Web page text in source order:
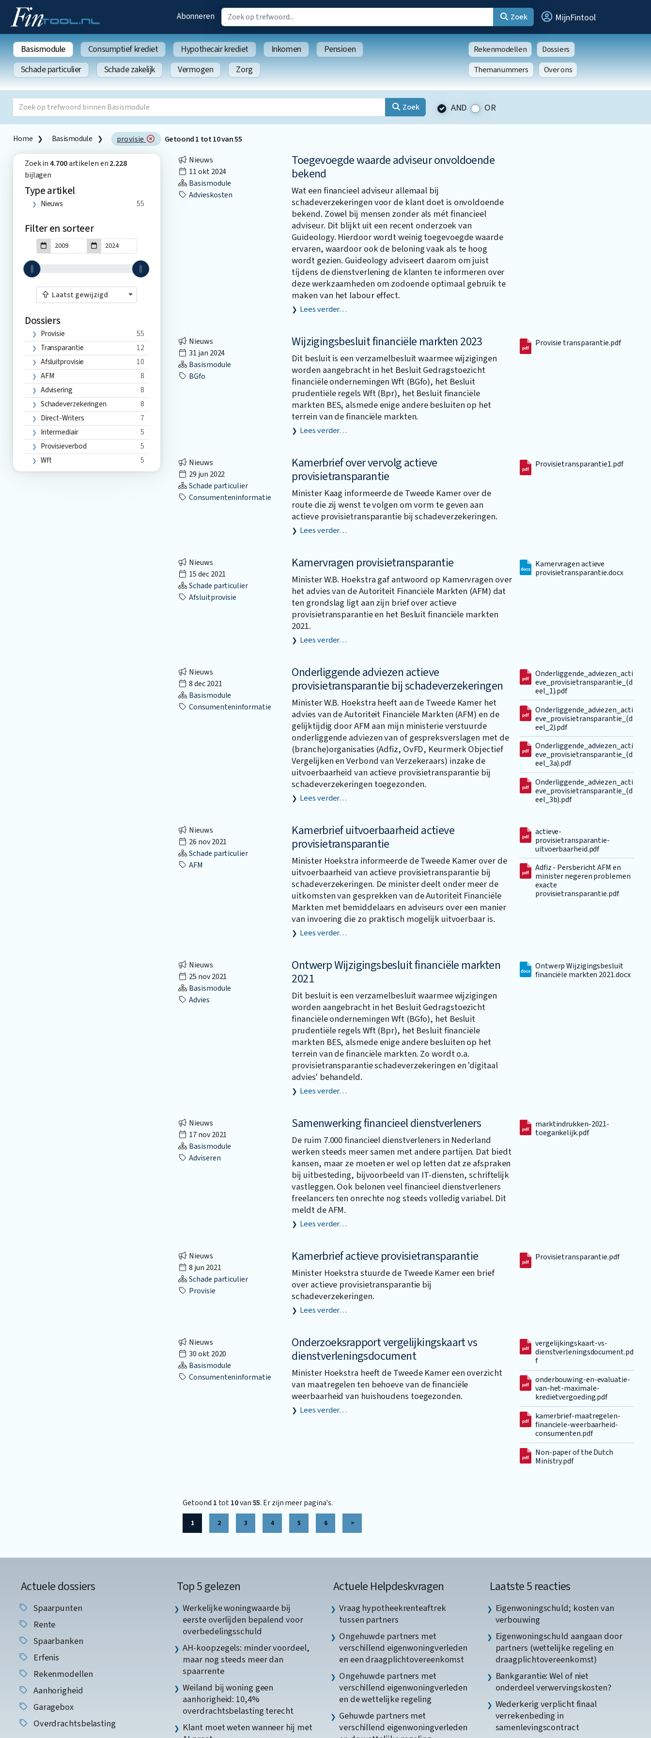
Abonneren Zoek MijnFintool
Basismodule Consumptief krediet Hypothecair krediet Inkomen
Pensioen
Schade particulier
Schade zakelijk Vermogen Zorg
Rekenmodellen
Dossiers
Themanummers
Over ons
Zoek AND OR
Home Basismodule provisie Getoond1 tot10van55
Zoek in4.700artikelen en2.228
bijlagen
Type artikel
Nieuws 55
Filter en sorteer
Laatst gewijzigd
Dossiers
Provisie
55
Transparantie
12
Afsluitprovisie
10
AFM
8
Advisering
8
Schadeverzekeringen
8
Direct-Writers
7
Intermediair
5
Provisieverbod
5
Wft
5
Nieuws
11 okt 2024
Basismodule
Advieskosten
Toegevoegde waarde adviseur onvoldoende
bekend
Wat een financieel adviseur allemaal bij
schadeverzekeringen voor de klant doet is onvoldoende
bekend. Zowel bij mensen zonder als mét financieel
adviseur. Dit blijkt uit een recent onderzoek van
Guideology. Hierdoor wordt weinig toegevoegde waarde
ervaren, waardoor ook de beloning vaak als te hoog
wordt gezien. Guideology adviseert daarom om juist
tíjdens de dienstverlening de klanten te informeren over
deze werkzaamheden om zodoende optimaal gebruik te
maken van het labour effect.
Lees verder…
Nieuws
31 jan 2024
Basismodule
BGfo
Wijzigingsbesluit financiële markten 2023
Dit besluit is een verzamelbesluit waarmee wijzigingen
worden aangebracht in het Besluit Gedragstoezicht
financiële ondernemingen Wft (BGfo), het Besluit
prudentiële regels Wft (Bpr), het Besluit financiële
markten BES, alsmede enige andere besluiten op het
terrein van de financiële markten.
Lees verder…
Provisie transparantie.pdf
Nieuws
29 jun 2022
Schade particulier
Consumenteninformatie
Kamerbrief over vervolg actieve
provisietransparantie
Minister Kaag informeerde de Tweede Kamer over de
route die zij wenst te volgen om vorm te geven aan
actieve provisietransparantie bij schadeverzekeringen.
Lees verder…
Provisietransparantie1.pdf
Nieuws
15 dec 2021
Schade particulier
Afsluitprovisie
Kamervragen provisietransparantie
Minister W.B. Hoekstra gaf antwoord op Kamervragen over
het advies van de Autoriteit Financiële Markten (AFM) dat
ten grondslag ligt aan zijn brief over actieve
provisietransparantie en het Besluit financiële markten
2021.
Lees verder…
Kamervragen actieve
provisietransparantie.docx
Nieuws
8 dec 2021
Basismodule
Consumenteninformatie
Onderliggende adviezen actieve
provisietransparantie bij schadeverzekeringen
Minister W.B. Hoekstra heeft aan de Tweede Kamer het
advies van de Autoriteit Financiële Markten (AFM) en de
gelijktijdig door AFM aan mijn ministerie verstuurde
onderliggende adviezen van of gespreksverslagen met de
(branche)organisaties (Adfiz, OvFD, Keurmerk Objectief
Vergelijken en Verbond van Verzekeraars) inzake de
uitvoerbaarheid van actieve provisietransparantie bij
schadeverzekeringen toegezonden.
Lees verder…
Onderliggende_adviezen_acti
eve_provisietransparantie_(d
eel_1).pdf
Onderliggende_adviezen_acti
eve_provisietransparantie_(d
eel_2).pdf
Onderliggende_adviezen_acti
eve_provisietransparantie_(d
eel_3a).pdf
Onderliggende_adviezen_acti
eve_provisietransparantie_(d
eel_3b).pdf
Nieuws
26 nov 2021
Schade particulier
AFM
Kamerbrief uitvoerbaarheid actieve
provisietransparantie
Minister Hoekstra informeerde de Tweede Kamer over de
uitvoerbaarheid van actieve provisietransparantie bij
schadeverzekeringen. De minister deelt onder meer de
uitkomsten van gesprekken van de Autoriteit Financiële
Markten met bemiddelaars en adviseurs over een manier
van invoering die zo praktisch mogelijk uitvoerbaar is.
Lees verder…
actieve-
provisietransparantie-
uitvoerbaarheid.pdf
Adfiz - Persbericht AFM en
minister negeren problemen
exacte
provisietransparantie.pdf
Nieuws
25 nov 2021
Basismodule
Advies
Ontwerp Wijzigingsbesluit financiële markten
2021
Dit besluit is een verzamelbesluit waarmee wijzigingen
worden aangebracht in het Besluit Gedragstoezicht
financiële ondernemingen Wft (BGfo), het Besluit
prudentiële regels Wft (Bpr), het Besluit financiële
markten BES, alsmede enige andere besluiten op het
terrein van de financiële markten. Zo wordt o.a.
provisietransparantie schadeverzekeringen en 'digitaal
advies' behandeld.
Lees verder…
Ontwerp Wijzigingsbesluit
financiële markten 2021.docx
Nieuws
17 nov 2021
Basismodule
Adviseren
Samenwerking financieel dienstverleners
De ruim 7.000 financieel dienstverleners in Nederland
werken steeds meer samen met andere partijen. Dat biedt
kansen, maar ze moeten er wel op letten dat ze afspraken
bij uitbesteding, bijvoorbeeld van IT-diensten, schriftelijk
vastleggen. Ook belonen veel financieel dienstverleners
freelancers ten onrechte nog steeds volledig variabel. Dit
meldt de AFM.
Lees verder…
marktindrukken-2021-
toegankelijk.pdf
Nieuws
8 jun 2021
Schade particulier
Provisie
Kamerbrief actieve provisietransparantie
Minister Hoekstra stuurde de Tweede Kamer een brief
over actieve provisietransparantie bij
schadeverzekeringen.
Lees verder…
Provisietransparantie.pdf
Nieuws
30 okt 2020
Basismodule
Consumenteninformatie
Onderzoeksrapport vergelijkingskaart vs
dienstverleningsdocument
Minister Hoekstra heeft de Tweede Kamer een overzicht
van maatregelen ten behoeve van de financiële
weerbaarheid van huishoudens toegezonden.
Lees verder…
vergelijkingskaart-vs-
dienstverleningsdocument.pd
f
onderbouwing-en-evaluatie-
van-het-maximale-
kredietvergoeding.pdf
kamerbrief-maatregelen-
financiele-weerbaarheid-
consumenten.pdf
Non-paper of the Dutch
Ministry.pdf
Getoond 1 tot10van55. Er zijn meer pagina's.
1 2 3 4 5 6 >
Actuele dossiers
Spaarpunten
Rente
Spaarbanken
Erfenis
Rekenmodellen
Aanhorigheid
Garagebox
Overdrachtsbelasting
Top 5 gelezen
Werkelijke woningwaarde bij
eerste overlijden bepalend voor
overbedelingsschuld
AH-koopzegels: minder voordeel,
maar nog steeds meer dan
spaarrente
Weiland bij woning geen
aanhorigheid: 10,4%
overdrachtsbelasting terecht
Klant moet weten wanneer hij met
Actuele Helpdeskvragen
Vraag hypotheekrenteaftrek
tussen partners
Ongehuwde partners met
verschillend eigenwoningverleden
en een draagplichtovereenkomst
Ongehuwde partners met
verschillend eigenwoningverleden
en de wettelijke regeling
Gehuwde partners met
verschillend eigenwoningverleden
Laatste 5 reacties
Eigenwoningschuld; kosten van
verbouwing
Eigenwoningschuld aangaan door
partners (wettelijke regeling en
draagplichtovereenkomst)
Bankgarantie: Wel of niet
onderdeel verwervingskosten?
Wederkerig verplicht finaal
verrekenbeding in
samenlevingscontract